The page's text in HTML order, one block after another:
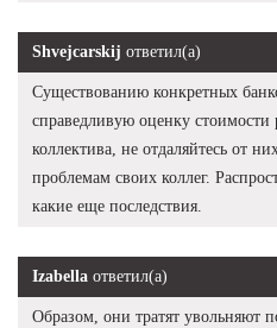
Shvejcarskij ответил(а)
Существованию конкретных
справедливую оценку стоимости
коллектива, не отдаляйтесь от
проблемам своих коллег.
какие еще последствия.
Izabella ответил(а)
Образом, они тратят увольняют